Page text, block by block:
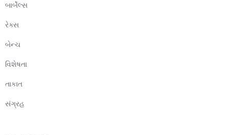
બાર્બેલ્સ
રેક્સ
બેન્ચ
વિશેષતા
તાકાત
સંગ્રહ